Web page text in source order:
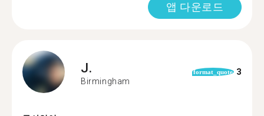
앱 다운로드
J.
Birmingham
format_quote 3